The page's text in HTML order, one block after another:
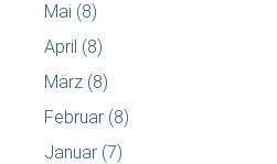
Mai (8)
April (8)
März (8)
Februar (8)
Januar (7)